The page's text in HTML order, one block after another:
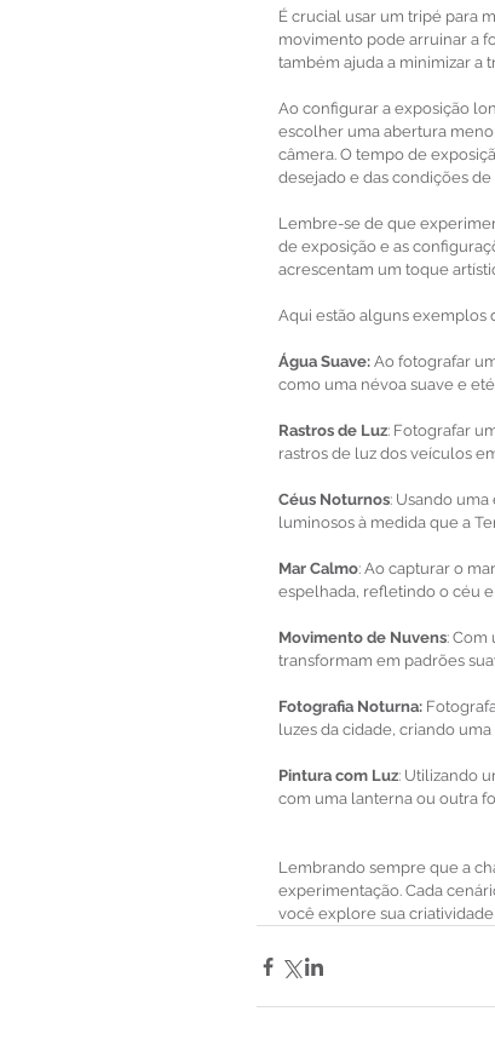
É crucial usar um tripé para
movimento pode arruinar a
também ajuda a minimizar a
Ao configurar a exposição
escolher uma abertura
câmera. O tempo de
desejado e das condições
Lembre-se de que
de exposição e as
acrescentam um toque
Aqui estão alguns exemplos
Água Suave: Ao fotografar
como uma névoa suave e
Rastros de Luz: Fotografar
rastros de luz dos veículos
Céus Noturnos: Usando
luminosos à medida que a
Mar Calmo: Ao capturar o
espelhada, refletindo o céu
Movimento de Nuvens: Com
transformam em padrões
Fotografia Noturna:
luzes da cidade, criando
Pintura com Luz: Utilizando
com uma lanterna ou outra
Lembrando sempre que a
experimentação. Cada
você explore sua